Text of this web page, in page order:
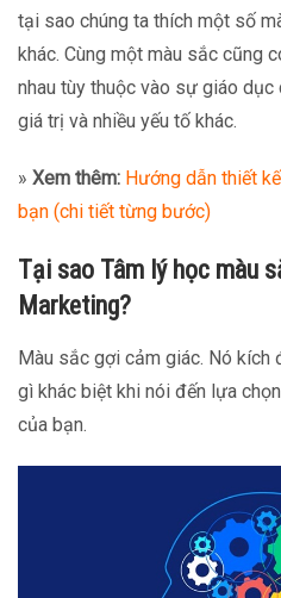
tại sao chúng ta thích một số
khác. Cùng một màu sắc cũng
nhau tùy thuộc vào sự giáo dục
giá trị và nhiều yếu tố khác.
» Xem thêm: Hướng dẫn thiết
bạn (chi tiết từng bước)
Tại sao Tâm lý học màu
Marketing?
Màu sắc gợi cảm giác. Nó kích
gì khác biệt khi nói đến lựa
của bạn.